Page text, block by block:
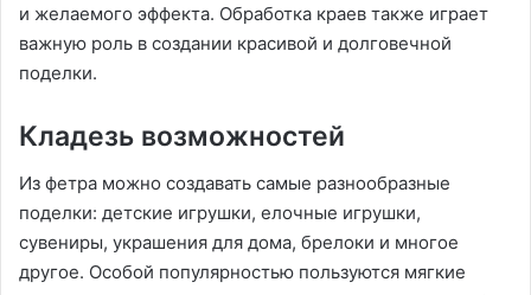
и желаемого эффекта. Обработка краев также играет
важную роль в создании красивой и долговечной
поделки.
Кладезь возможностей
Из фетра можно создавать самые разнообразные
поделки: детские игрушки, елочные игрушки,
сувениры, украшения для дома, брелоки и многое
другое. Особой популярностью пользуются мягкие